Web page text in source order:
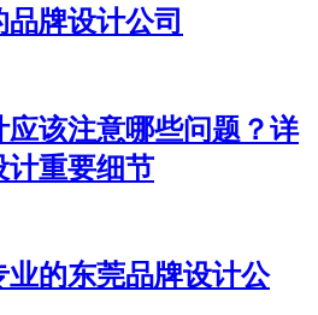
牌设计公司
应该注意哪些问题？详
计重要细节
业的东莞品牌设计公